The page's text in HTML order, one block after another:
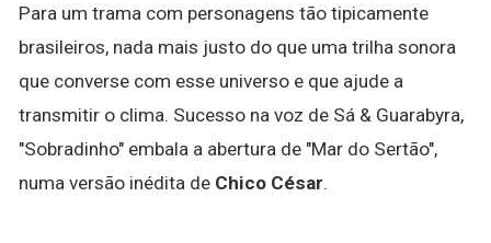
Para um trama com personagens tão tipicamente
brasileiros, nada mais justo do que uma trilha sonora
que converse com esse universo e que ajude a
transmitir o clima. Sucesso na voz de Sá & Guarabyra,
"Sobradinho" embala a abertura de "Mar do Sertão",
numa versão inédita de Chico César.